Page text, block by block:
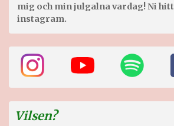
mig och min julgalna vardag! Ni
instagram.
Vilsen?